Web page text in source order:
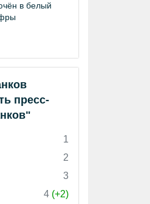
в белый
пресс-
1
2
3
4 (+2)